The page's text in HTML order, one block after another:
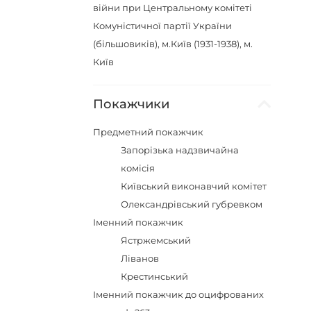
війни при Центральному комітеті
Комуністичної партії України
(більшовиків), м.Київ (1931-1938), м.
Київ
Покажчики
Предметний покажчик
Запорізька надзвичайна
комісія
Київський виконавчий комітет
Олександрівський губревком
Іменний покажчик
Ястржемський
Ліванов
Крестинський
Іменний покажчик до оцифрованих